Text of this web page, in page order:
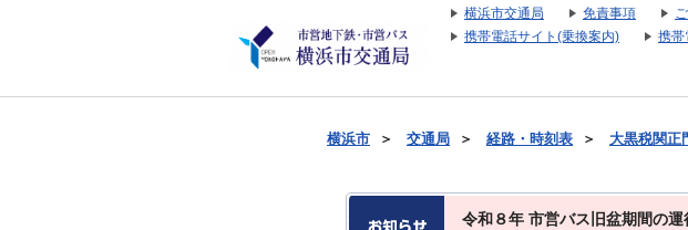
横浜市交通局 免責事項
携帯電話サイト(乗換案内)
携帯
横浜市 ＞ 交通局 ＞ 経路・時刻表 ＞ 大黒税関正
令和８年 市営バス旧盆期間の運